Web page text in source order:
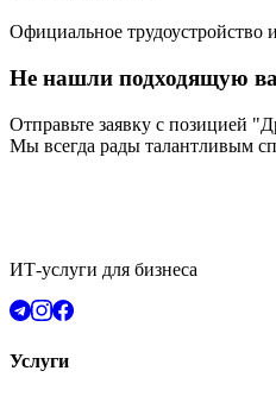
Официальное трудоустройство
Не нашли подходящую
Отправьте заявку с позицией
Мы всегда рады талантливым
ИТ-услуги для бизнеса
Услуги